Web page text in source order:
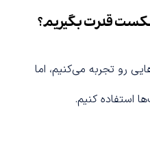
قدرت بگیریم؟
رو تجربه می‌کنیم، اما
استفاده کنیم.